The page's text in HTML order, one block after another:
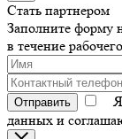
Стать партнером
Заполните форму
в течение
Отправить
данных и